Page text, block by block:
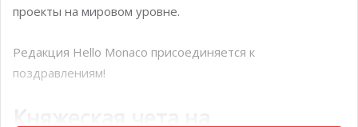
проекты на мировом уровне.
Редакция Hello Monaco присоединяется к
поздравлениям!